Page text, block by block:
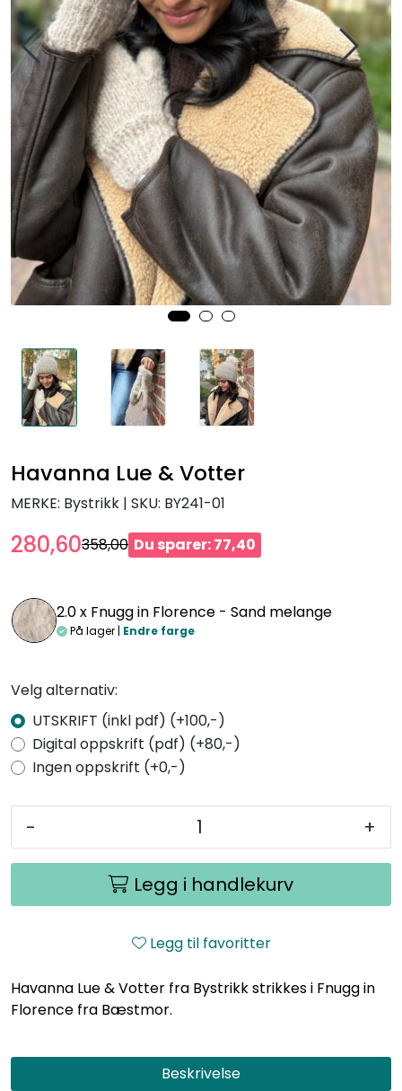
Havanna Lue & Votter
MERKE: Bystrikk | SKU: BY241-01
280,60358,00 Du sparer: 77,40
2.0 x Fnugg in Florence - Sand melange
På lager | Endre farge
Velg alternativ:
UTSKRIFT (inkl pdf) (+100,-)
Digital oppskrift (pdf) (+80,-)
Ingen oppskrift (+0,-)
- +
Legg i handlekurv
Legg til favoritter
Havanna Lue & Votter fra Bystrikk strikkes i Fnugg in
Florence fra Bæstmor.
Beskrivelse